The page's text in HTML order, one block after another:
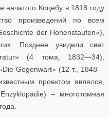
Коцебу в 1818 году
произведений по всем
der Hohenstaufen»),
Позднее увидели свет
(4 тома, 1832—34),
Gegenwart» (12 т., 1848—
проектом являлся,
– многотомная